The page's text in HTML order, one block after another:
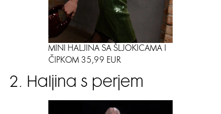
MINI HALJINA SA ŠLJOKICAMA I
ČIPKOM 35,99 EUR
2. Haljina s perjem